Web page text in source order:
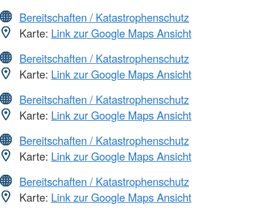
Bereitschaften / Katastrophenschutz
Karte: Link zur Google Maps Ansicht
Bereitschaften / Katastrophenschutz
Karte: Link zur Google Maps Ansicht
Bereitschaften / Katastrophenschutz
Karte: Link zur Google Maps Ansicht
Bereitschaften / Katastrophenschutz
Karte: Link zur Google Maps Ansicht
Bereitschaften / Katastrophenschutz
Karte: Link zur Google Maps Ansicht